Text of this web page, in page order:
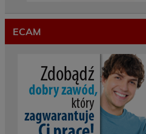
ECAM